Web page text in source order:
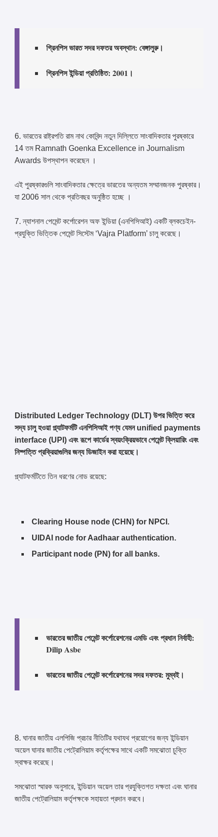
গ্রিনপিস ভারত সদর দফতর অবস্থান: বেঙ্গালুরু।
গ্রিনপিস ইন্ডিয়া প্রতিষ্ঠিত: 2001।
6. ভারতের রাষ্ট্রপতি রাম নাথ কোবিন্দ নতুন দিল্লিতে সাংবাদিকতার পুরষ্কারে
14 তম Ramnath Goenka Excellence in Journalism
Awards উপস্থাপন করেছেন ।
এই পুরষ্কারগুলি সাংবাদিকতার ক্ষেত্রে ভারতের অন্যতম সম্মানজনক পুরষ্কার।
যা 2006 সাল থেকে প্রতিবছর অনুষ্ঠিত হচ্ছে ।
7. ন্যাশনাল পেমেন্ট কর্পোরেশন অফ ইন্ডিয়া (এনপিসিআই) একটি ব্লকচেইন-
প্রযুক্তি ভিত্তিক পেমেন্ট সিস্টেম ‘Vajra Platform’ চালু করেছে।
Distributed Ledger Technology (DLT) উপর ভিত্তি করে
সদ্য চালু হওয়া প্ল্যাটফর্মটি এনপিসিআই পণ্য যেমন unified payments
interface (UPI) এবং রূপে কার্ডের স্বয়ংক্রিয়ভাবে পেমেন্ট ক্লিয়ারিং এবং
নিষ্পত্তি প্রক্রিয়াগুলির জন্য ডিজাইন করা হয়েছে।
প্ল্যাটফর্মটিতে তিন ধরণের নোড রয়েছে:
Clearing House node (CHN) for NPCI.
UIDAI node for Aadhaar authentication.
Participant node (PN) for all banks.
ভারতের জাতীয় পেমেন্ট কর্পোরেশনের এমডি এবং প্রধান নির্বাহী:
Dilip Asbe
ভারতের জাতীয় পেমেন্ট কর্পোরেশনের সদর দফতর: মুম্বই।
8. ঘানার জাতীয় এলপিজি প্রচার নীতিটির যথাযথ প্রয়োগের জন্য ইন্ডিয়ান
অয়েল ঘানার জাতীয় পেট্রোলিয়াম কর্তৃপক্ষের সাথে একটি সমঝোতা চুক্তি
স্বাক্ষর করেছে।
সমঝোতা স্মারক অনুসারে, ইন্ডিয়ান অয়েল তার প্রযুক্তিগত দক্ষতা এবং ঘানার
জাতীয় পেট্রোলিয়াম কর্তৃপক্ষকে সহায়তা প্রদান করবে।